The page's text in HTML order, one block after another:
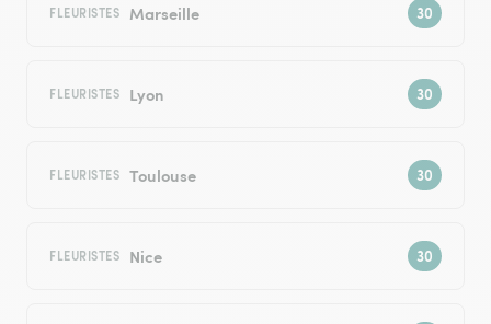
FLEURISTES Marseille
FLEURISTES Lyon
FLEURISTES Toulouse
FLEURISTES Nice